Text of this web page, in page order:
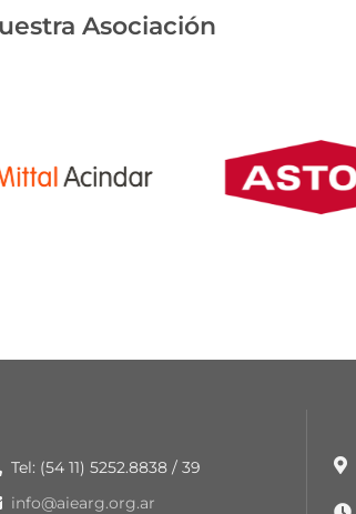
Asociación
Tel: (54 11) 5252.8838 / 39
info@aiearg.org.ar